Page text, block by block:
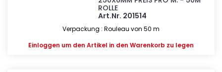
ROLLE
Art.Nr. 201514
Verpackung : Rouleau von 50 m
Einloggen um den Artikel in den Warenkorb zu legen